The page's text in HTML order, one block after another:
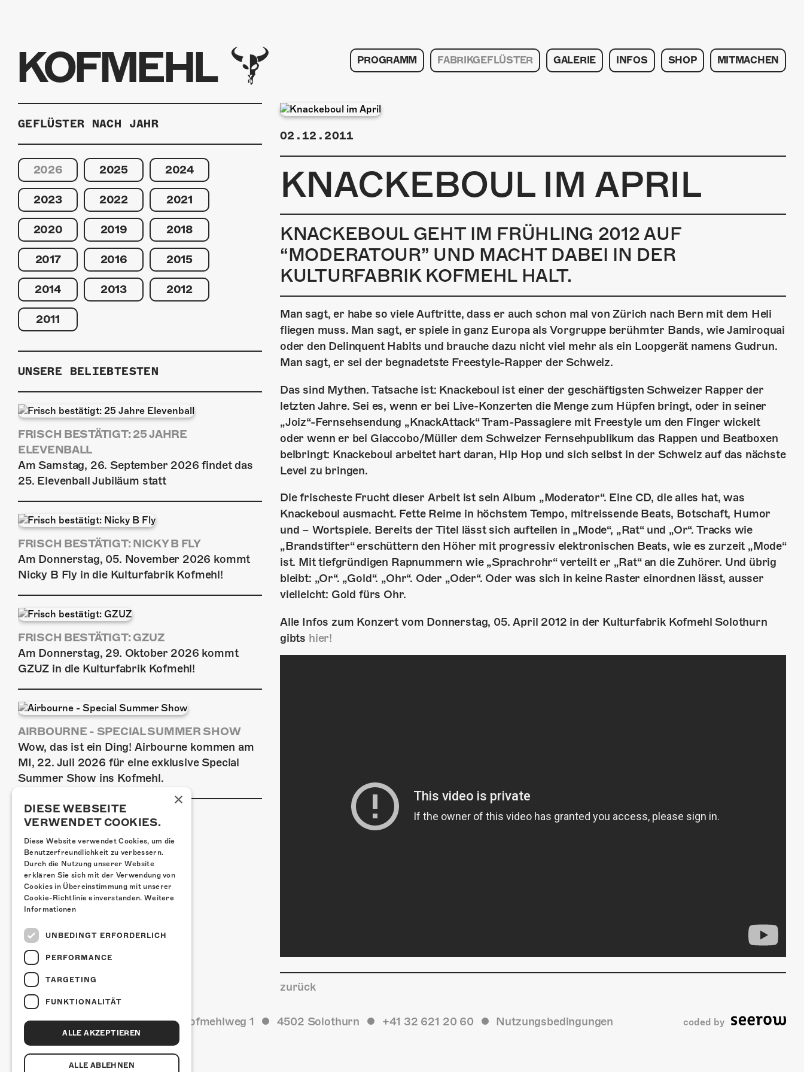
KOFMEHL PROGRAMM FABRIKGEFLÜSTER GALERIE INFOS SHOP MITMACHEN
02.12.2011
KNACKEBOUL IM APRIL
KNACKEBOUL GEHT IM FRÜHLING 2012 AUF
“MODERATOUR” UND MACHT DABEI IN DER
KULTURFABRIK KOFMEHL HALT.
Man sagt, er habe so viele Auftritte, dass er auch schon mal von Zürich nach Bern mit dem Heli
fliegen muss. Man sagt, er spiele in ganz Europa als Vorgruppe berühmter Bands, wie Jamiroquai
oder den Delinquent Habits und brauche dazu nicht viel mehr als ein Loopgerät namens Gudrun.
Man sagt, er sei der begnadetste Freestyle-Rapper der Schweiz.
Das sind Mythen. Tatsache ist: Knackeboul ist einer der geschäftigsten Schweizer Rapper der
letzten Jahre. Sei es, wenn er bei Live-Konzerten die Menge zum Hüpfen bringt, oder in seiner
„Joiz“-Fernsehsendung „KnackAttack“ Tram-Passagiere mit Freestyle um den Finger wickelt
oder wenn er bei Giaccobo/Müller dem Schweizer Fernsehpublikum das Rappen und Beatboxen
beibringt: Knackeboul arbeitet hart daran, Hip Hop und sich selbst in der Schweiz auf das nächste
Level zu bringen.
Die frischeste Frucht dieser Arbeit ist sein Album „Moderator“. Eine CD, die alles hat, was
Knackeboul ausmacht. Fette Reime in höchstem Tempo, mitreissende Beats, Botschaft, Humor
und – Wortspiele. Bereits der Titel lässt sich aufteilen in „Mode“, „Rat“ und „Or“. Tracks wie
„Brandstifter“ erschüttern den Höher mit progressiv elektronischen Beats, wie es zurzeit „Mode“
ist. Mit tiefgründigen Rapnummern wie „Sprachrohr“ verteilt er „Rat“ an die Zuhörer. Und übrig
bleibt: „Or“. „Gold“. „Ohr“. Oder „Oder“. Oder was sich in keine Raster einordnen lässt, ausser
vielleicht: Gold fürs Ohr.
Alle Infos zum Konzert vom Donnerstag, 05. April 2012 in der Kulturfabrik Kofmehl Solothurn
gibts hier!
zurück
GEFLÜSTER NACH JAHR
2026 2025 2024
2023 2022 2021
2020 2019 2018
2017 2016 2015
2014 2013 2012
2011
UNSERE BELIEBTESTEN
FRISCH BESTÄTIGT: 25 JAHRE
ELEVENBALL
Am Samstag, 26. September 2026 findet das
25. Elevenball Jubiläum statt
FRISCH BESTÄTIGT: NICKY B FLY
Am Donnerstag, 05. November 2026 kommt
Nicky B Fly in die Kulturfabrik Kofmehl!
FRISCH BESTÄTIGT: GZUZ
Am Donnerstag, 29. Oktober 2026 kommt
GZUZ in die Kulturfabrik Kofmehl!
AIRBOURNE - SPECIAL SUMMER SHOW
Wow, das ist ein Ding! Airbourne kommen am
MI, 22. Juli 2026 für eine exklusive Special
Summer Show ins Kofmehl.
Kulturfabrik Kofmehl Kofmehlweg 1 4502 Solothurn +41 32 621 20 60 Nutzungsbedingungen coded by
×
DIESE WEBSEITE
VERWENDET COOKIES.
Diese Website verwendet Cookies, um die
Benutzerfreundlichkeit zu verbessern.
Durch die Nutzung unserer Website
erklären Sie sich mit der Verwendung von
Cookies in Übereinstimmung mit unserer
Cookie-Richtlinie einverstanden. Weitere
Informationen
UNBEDINGT ERFORDERLICH
PERFORMANCE
TARGETING
FUNKTIONALITÄT
ALLE AKZEPTIEREN
ALLE ABLEHNEN